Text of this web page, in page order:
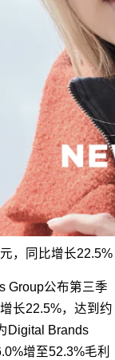
，同比增长22.5%
Group公布第三季
长22.5%，达到约
Digital Brands
增至52.3%毛利